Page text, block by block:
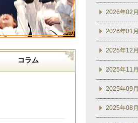
コラム
2026年02月
2026年01月
2025年12月
2025年11月
2025年09月
2025年08月